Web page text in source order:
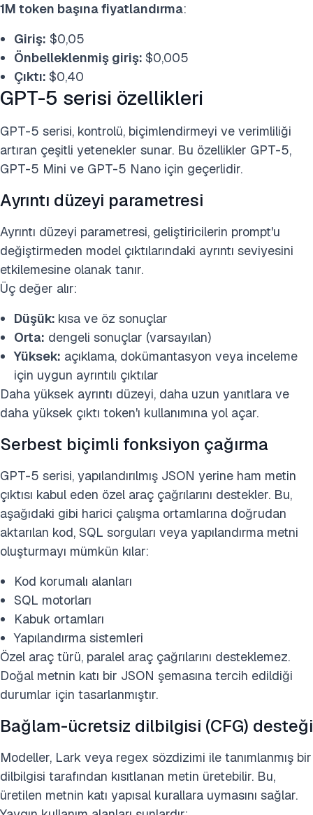
1M token başına fiyatlandırma:
Giriş: $0,05
Önbelleklenmiş giriş: $0,005
Çıktı: $0,40
GPT-5 serisi özellikleri
GPT-5 serisi, kontrolü, biçimlendirmeyi ve verimliliği
artıran çeşitli yetenekler sunar. Bu özellikler GPT-5,
GPT-5 Mini ve GPT-5 Nano için geçerlidir.
Ayrıntı düzeyi parametresi
Ayrıntı düzeyi parametresi, geliştiricilerin prompt'u
değiştirmeden model çıktılarındaki ayrıntı seviyesini
etkilemesine olanak tanır.
Üç değer alır:
Düşük: kısa ve öz sonuçlar
Orta: dengeli sonuçlar (varsayılan)
Yüksek: açıklama, dokümantasyon veya inceleme
için uygun ayrıntılı çıktılar
Daha yüksek ayrıntı düzeyi, daha uzun yanıtlara ve
daha yüksek çıktı token'ı kullanımına yol açar.
Serbest biçimli fonksiyon çağırma
GPT-5 serisi, yapılandırılmış JSON yerine ham metin
çıktısı kabul eden özel araç çağrılarını destekler. Bu,
aşağıdaki gibi harici çalışma ortamlarına doğrudan
aktarılan kod, SQL sorguları veya yapılandırma metni
oluşturmayı mümkün kılar:
Kod korumalı alanları
SQL motorları
Kabuk ortamları
Yapılandırma sistemleri
Özel araç türü, paralel araç çağrılarını desteklemez.
Doğal metnin katı bir JSON şemasına tercih edildiği
durumlar için tasarlanmıştır.
Bağlam-ücretsiz dilbilgisi (CFG) desteği
Modeller, Lark veya regex sözdizimi ile tanımlanmış bir
dilbilgisi tarafından kısıtlanan metin üretebilir. Bu,
üretilen metnin katı yapısal kurallara uymasını sağlar.